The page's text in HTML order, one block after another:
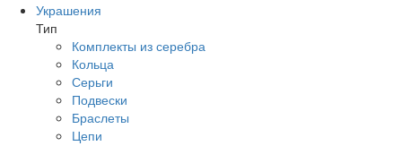
Украшения
Тип
Комплекты из серебра
Кольца
Серьги
Подвески
Браслеты
Цепи